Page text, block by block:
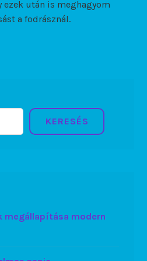
ezek után is meghagyom
a fodrásznál.
KERESÉS
megállapítása modern